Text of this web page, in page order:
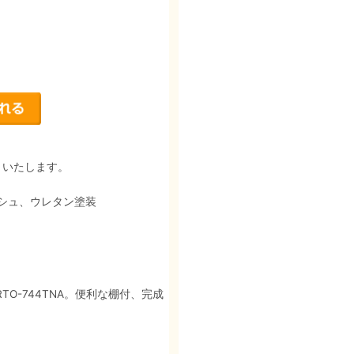
たします。
ュ、ウレタン塗装
744TNA。便利な棚付、完成